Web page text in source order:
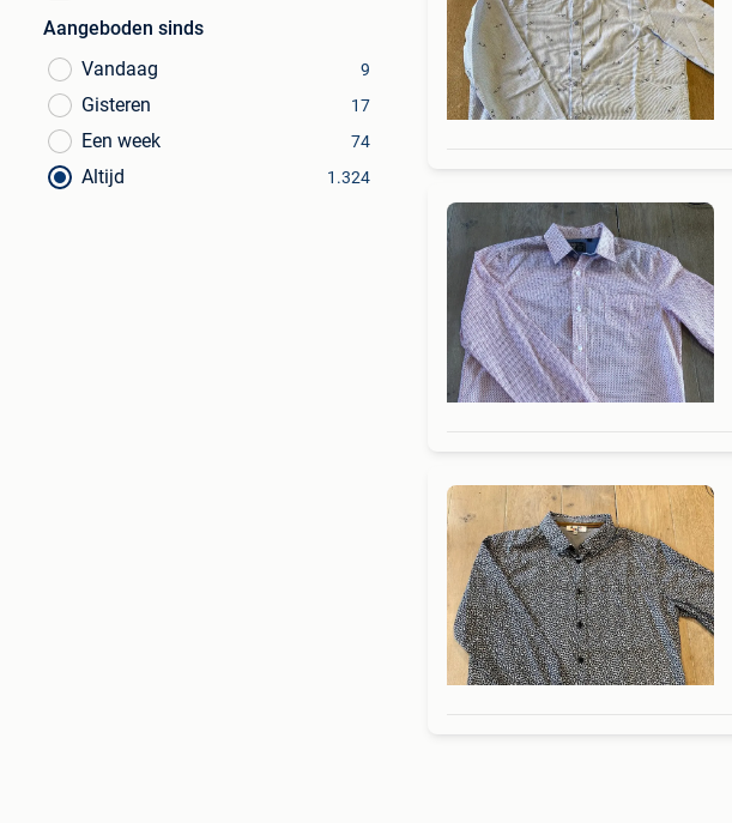
Aangeboden sinds
Vandaag
9
Gisteren 17
Een week 74
Altijd 1.324